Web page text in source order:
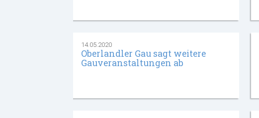
14.05.2020
Oberlandler Gau sagt weitere
Gauveranstaltungen ab